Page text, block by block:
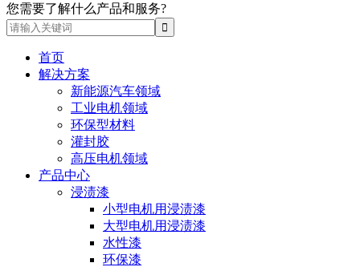
您需要了解什么产品和服务?
首页
解决方案
新能源汽车领域
工业电机领域
环保型材料
灌封胶
高压电机领域
产品中心
浸渍漆
小型电机用浸渍漆
大型电机用浸渍漆
水性漆
环保漆